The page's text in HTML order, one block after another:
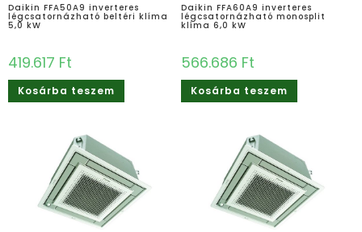
Daikin FFA50A9 ​inverteres
légcsatornázható beltéri klíma
5,0 kW
419.617 Ft
Kosárba teszem
Daikin FFA60A9 ​inverteres
légcsatornázható monosplit
klíma 6,0 kW
566.686 Ft
Kosárba teszem